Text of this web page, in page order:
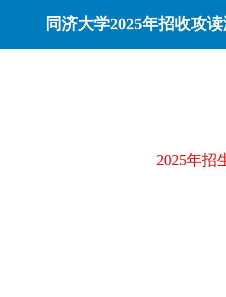
同济大学2025年招收攻
2025年招